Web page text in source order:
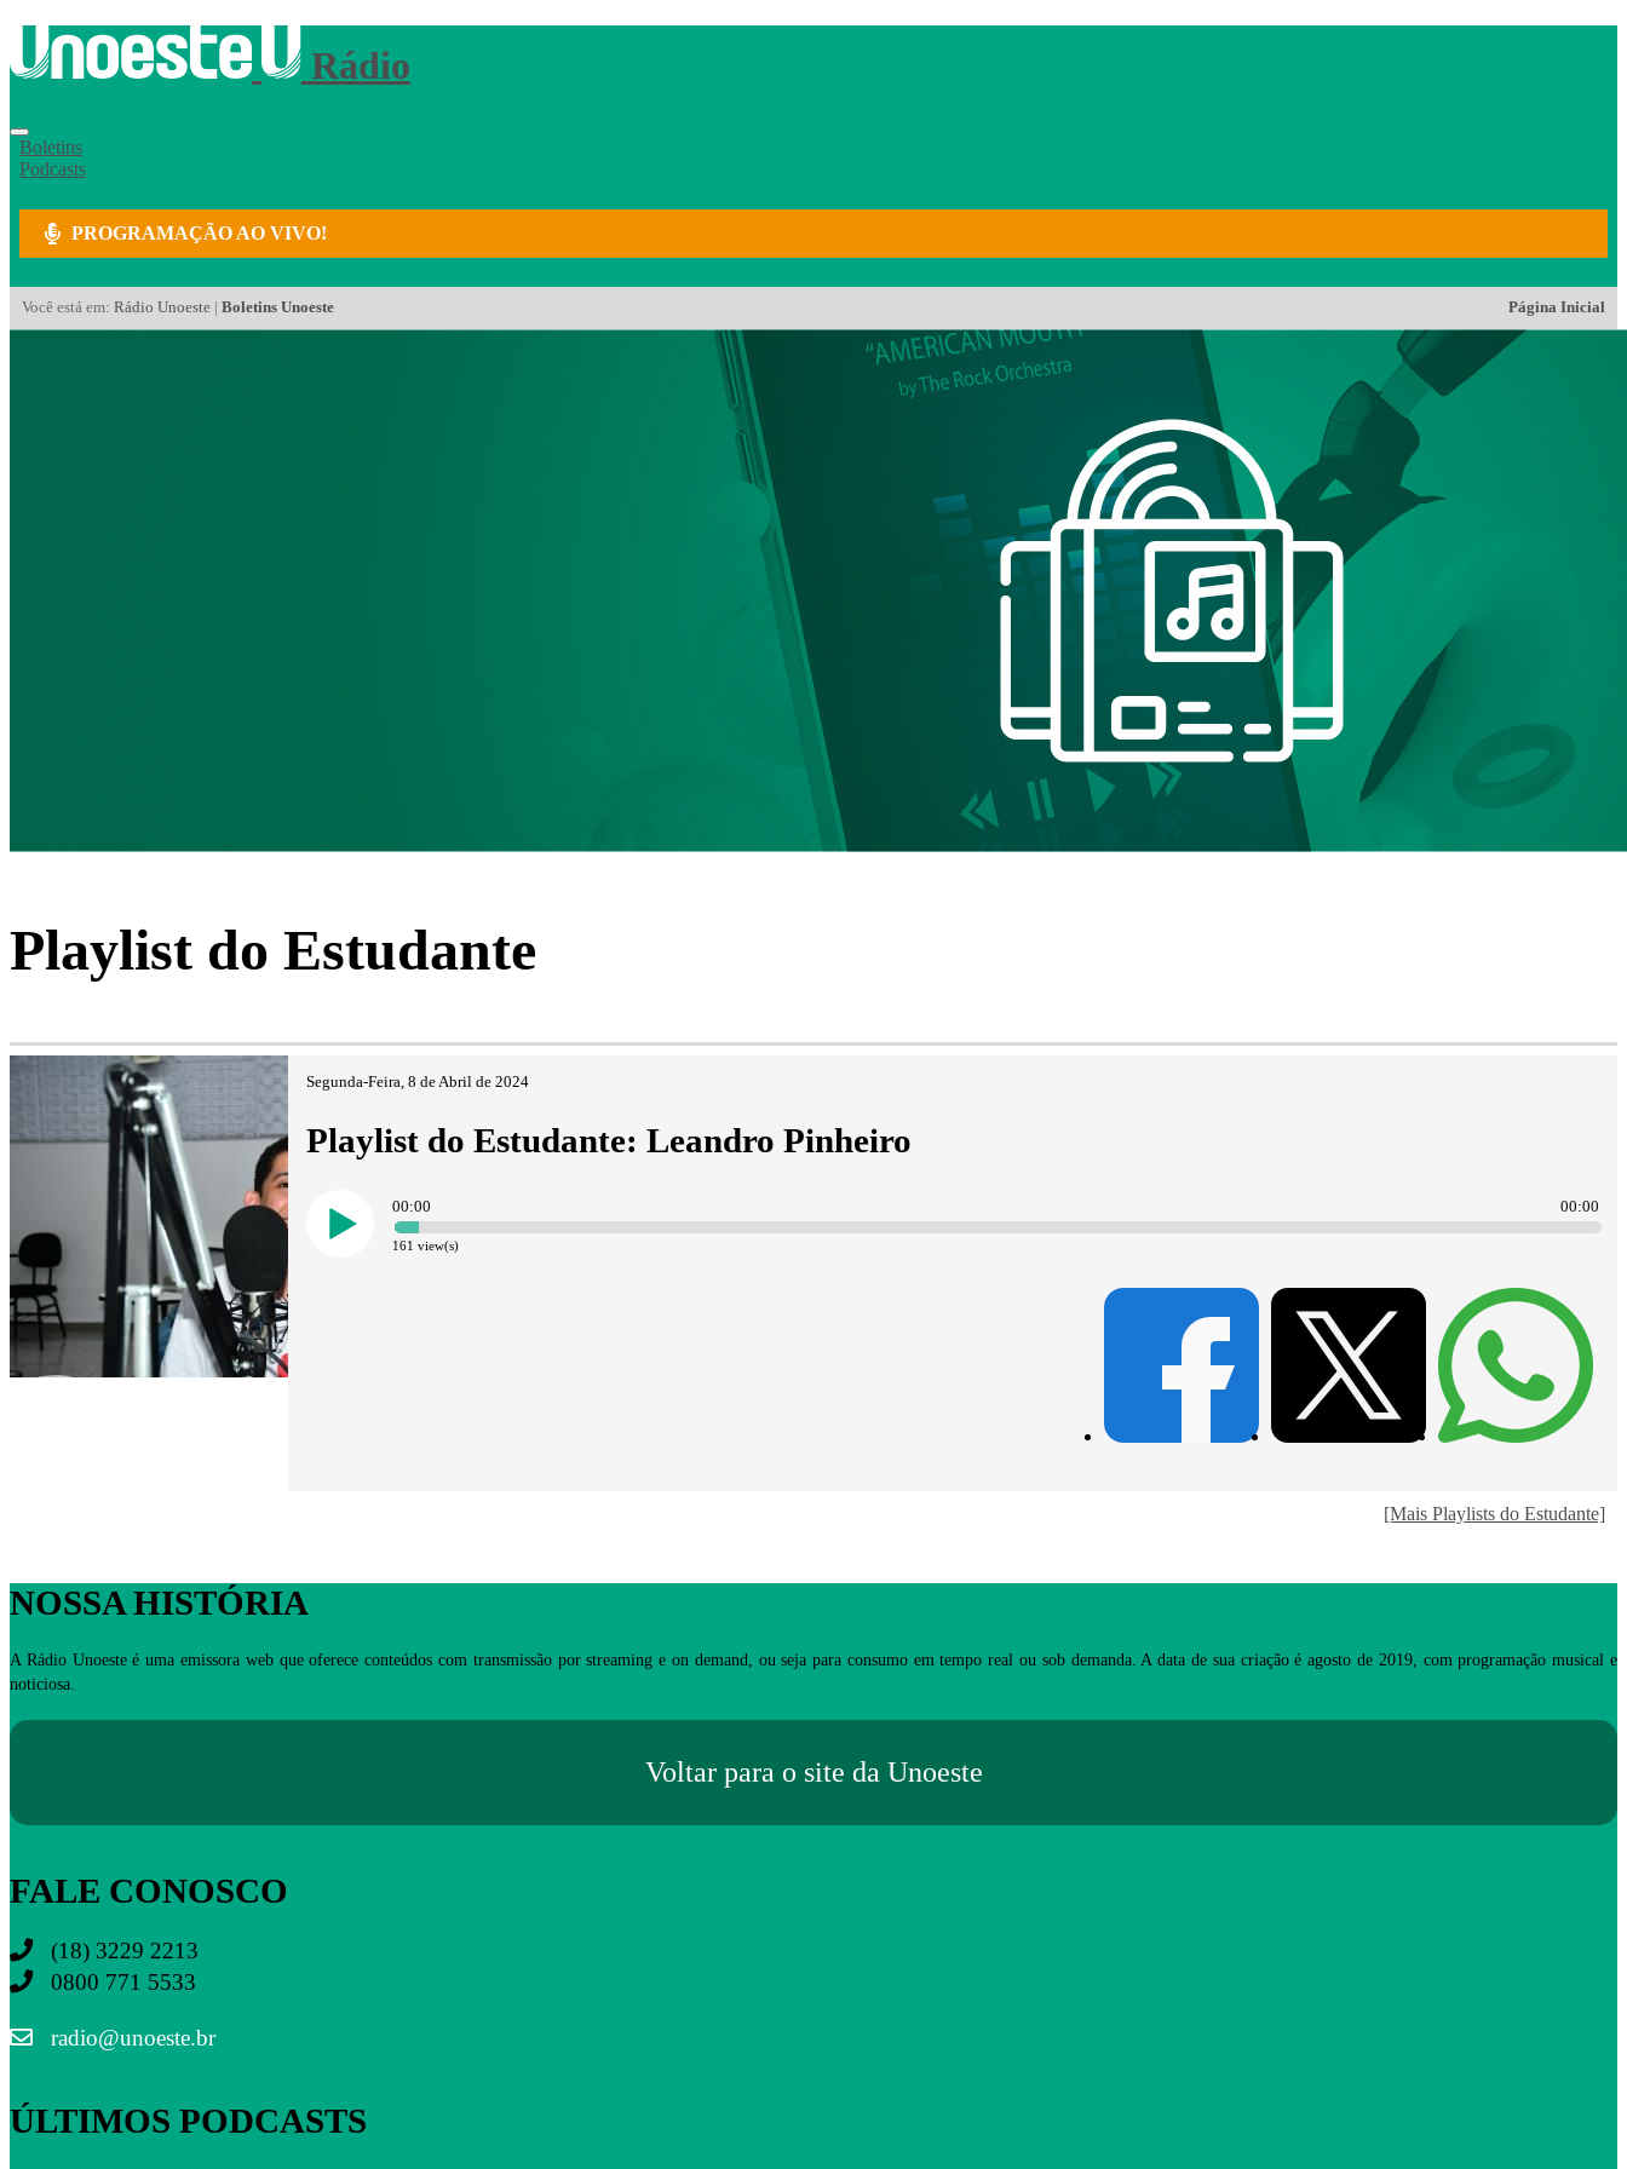
Rádio
Boletins
Podcasts
PROGRAMAÇÃO AO VIVO!
Você está em: Rádio Unoeste | Boletins Unoeste Página Inicial
Playlist do Estudante
Segunda-Feira, 8 de Abril de 2024
Playlist do Estudante: Leandro Pinheiro
00:00 00:00
161 view(s)
[Mais Playlists do Estudante]
NOSSA HISTÓRIA
A Rádio Unoeste é uma emissora web que oferece conteúdos com transmissão por streaming e on demand, ou seja para consumo em tempo real ou sob demanda. A data de sua criação é agosto de 2019, com programação musical e
noticiosa.
Voltar para o site da Unoeste
FALE CONOSCO
(18) 3229 2213
0800 771 5533
radio@unoeste.br
ÚLTIMOS PODCASTS